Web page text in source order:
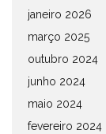
janeiro 2026
março 2025
outubro 2024
junho 2024
maio 2024
fevereiro 2024